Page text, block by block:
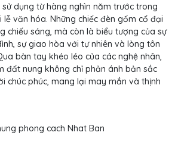
dụng từ hàng nghìn năm trước trong
văn hóa. Những chiếc đèn gốm cổ đại
chiếu sáng, mà còn là biểu tượng của sự
sự giao hòa với tự nhiên và lòng tôn
bàn tay khéo léo của các nghệ nhân,
đất nung không chỉ phản ánh bản sắc
chúc phúc, mang lại may mắn và thịnh
phong cach Nhat Ban